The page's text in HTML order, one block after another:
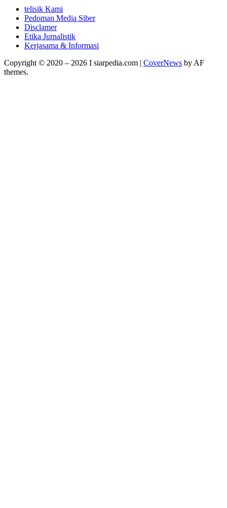
telisik Kami
Pedoman Media Siber
Disclamer
Etika Jurnalistik
Kerjasama & Informasi
Copyright © 2020 – 2026 I siarpedia.com | CoverNews by AF
themes.